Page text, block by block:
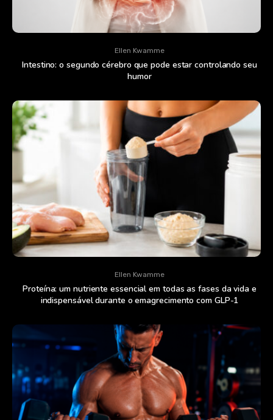
Ellen Kwamme
Intestino: o segundo cérebro que pode estar controlando seu
humor
Ellen Kwamme
Proteína: um nutriente essencial em todas as fases da vida e
indispensável durante o emagrecimento com GLP-1